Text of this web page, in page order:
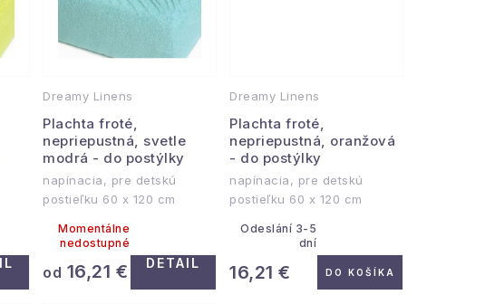
Dreamy Linens
Plachta froté,
nepriepustná, svetle
modrá - do postýlky
napínacia, pre detskú
postieľku 60 x 120 cm
Momentálne
nedostupné
od 16,21 € DETAIL
Dreamy Linens
Plachta froté,
nepriepustná, oranžová
- do postýlky
napínacia, pre detskú
postieľku 60 x 120 cm
Odeslání 3-5
dní
16,21 € DO KOŠÍKA